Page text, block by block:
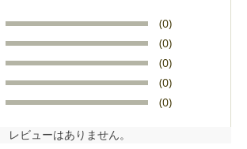
(0)
(0)
(0)
(0)
(0)
レビューはありません。